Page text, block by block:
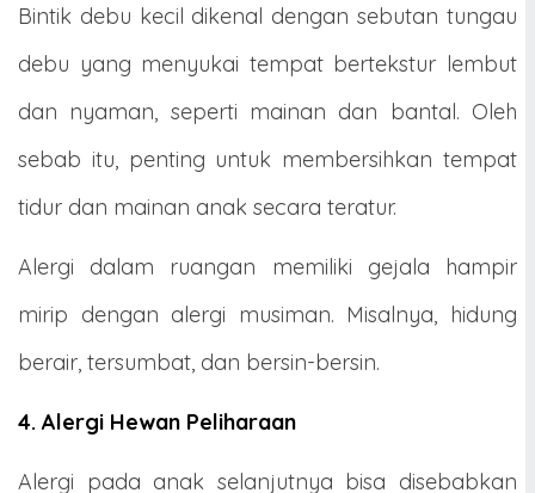
Bintik debu kecil dikenal dengan sebutan tungau
debu yang menyukai tempat bertekstur lembut
dan nyaman, seperti mainan dan bantal. Oleh
sebab itu, penting untuk membersihkan tempat
tidur dan mainan anak secara teratur.
Alergi dalam ruangan memiliki gejala hampir
mirip dengan alergi musiman. Misalnya, hidung
berair, tersumbat, dan bersin-bersin.
4. Alergi Hewan Peliharaan
Alergi pada anak selanjutnya bisa disebabkan